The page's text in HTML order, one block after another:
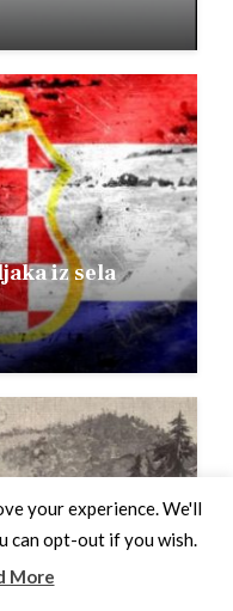
iz sela
radnika
your experience. We'll
can opt-out if you wish.
More